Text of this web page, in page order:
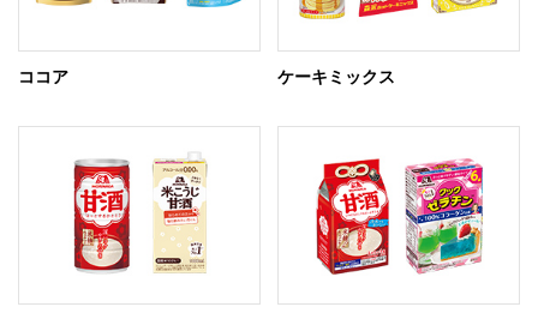
ココア ケーキミックス